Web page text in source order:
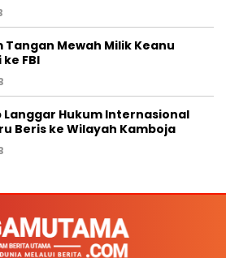
Tangan Mewah Milik Keanu
FBI
Hukum Internasional
Beris ke Wilayah Kamboja